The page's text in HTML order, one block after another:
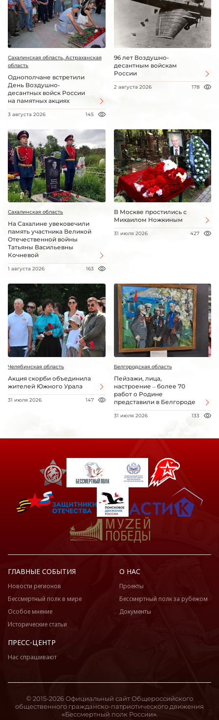
Сахалинская область, Астраханская
область
Однополчане встретили
День Воздушно-
десантных войск России
на памятных акциях
3 августа 2026 145
96 лет Воздушно-
десантным войскам
России
2 августа 2026 178
Сахалинская область
На Сахалине увековечили
память участника Великой
Отечественной войны
Татьяны Васильевны
Кочневой
1 августа 2026 163
В Москве простились с
Михаилом Ножкиным
31 июля 2026 427
Челябинская область
Акция скорби объединила
жителей Южного Урала
31 июля 2026 147
Белгородская область
Пейзажи, лица,
настроение – более 70
работ о Родине
представили в Белгороде
31 июля 2026 133
ГЛАВНЫЕ СОБЫТИЯ
Новости регионов
Бессмертный полк в мире
Особое мнение
Исторические статьи
О НАС
Проекты
Бессмертный полк за рубежом
Документы
ПРЕСС-ЦЕНТР
Нас спрашивают
© 2015-2026 Официальный сайт Общероссийского
общественного гражданско-патриотического движения
«Бессмертный полк России».